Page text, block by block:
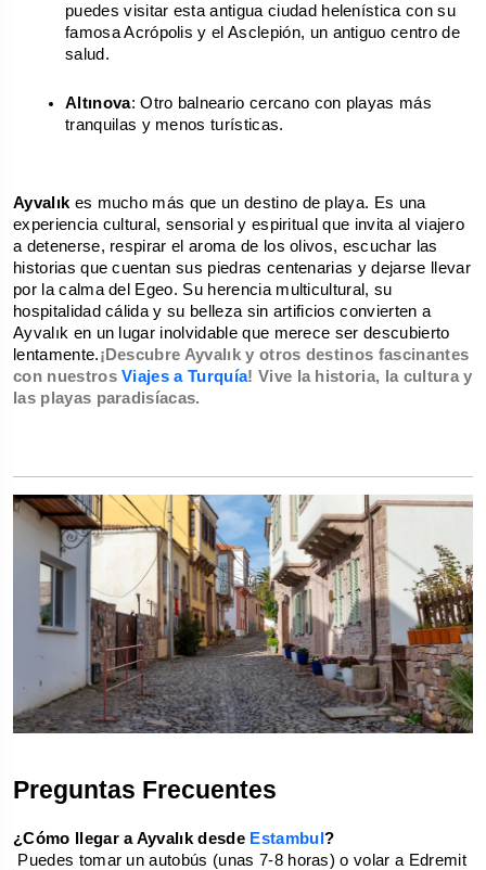
puedes visitar esta antigua ciudad helenística con su
famosa Acrópolis y el Asclepión, un antiguo centro de
salud.
Altınova: Otro balneario cercano con playas más
tranquilas y menos turísticas.
Ayvalık es mucho más que un destino de playa. Es una
experiencia cultural, sensorial y espiritual que invita al viajero
a detenerse, respirar el aroma de los olivos, escuchar las
historias que cuentan sus piedras centenarias y dejarse llevar
por la calma del Egeo. Su herencia multicultural, su
hospitalidad cálida y su belleza sin artificios convierten a
Ayvalık en un lugar inolvidable que merece ser descubierto
lentamente.¡Descubre Ayvalık y otros destinos fascinantes
con nuestrosViajes a Turquía! Vive la historia, la cultura y
las playas paradisíacas.
Preguntas Frecuentes
¿Cómo llegar a Ayvalık desde Estambul ?